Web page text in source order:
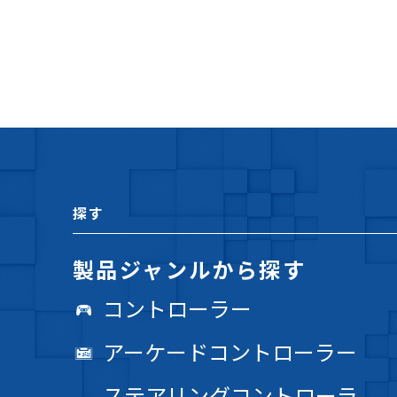
探す
製品ジャンルから探す
コントローラー
アーケードコントローラー